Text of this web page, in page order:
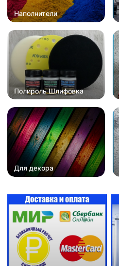
Наполнители
Полироль Шлифовка
Для декора